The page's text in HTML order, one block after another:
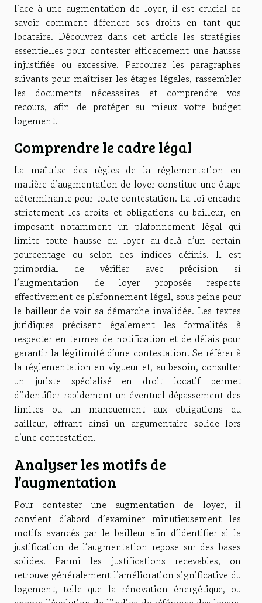
Face à une augmentation de loyer, il est crucial de
savoir comment défendre ses droits en tant que
locataire. Découvrez dans cet article les stratégies
essentielles pour contester efficacement une hausse
injustifiée ou excessive. Parcourez les paragraphes
suivants pour maîtriser les étapes légales, rassembler
les documents nécessaires et comprendre vos
recours, afin de protéger au mieux votre budget
logement.
Comprendre le cadre légal
La maîtrise des règles de la réglementation en
matière d’augmentation de loyer constitue une étape
déterminante pour toute contestation. La loi encadre
strictement les droits et obligations du bailleur, en
imposant notamment un plafonnement légal qui
limite toute hausse du loyer au-delà d’un certain
pourcentage ou selon des indices définis. Il est
primordial de vérifier avec précision si
l’augmentation de loyer proposée respecte
effectivement ce plafonnement légal, sous peine pour
le bailleur de voir sa démarche invalidée. Les textes
juridiques précisent également les formalités à
respecter en termes de notification et de délais pour
garantir la légitimité d’une contestation. Se référer à
la réglementation en vigueur et, au besoin, consulter
un juriste spécialisé en droit locatif permet
d’identifier rapidement un éventuel dépassement des
limites ou un manquement aux obligations du
bailleur, offrant ainsi un argumentaire solide lors
d’une contestation.
Analyser les motifs de
l’augmentation
Pour contester une augmentation de loyer, il
convient d’abord d’examiner minutieusement les
motifs avancés par le bailleur afin d’identifier si la
justification de l’augmentation repose sur des bases
solides. Parmi les justifications recevables, on
retrouve généralement l’amélioration significative du
logement, telle que la rénovation énergétique, ou